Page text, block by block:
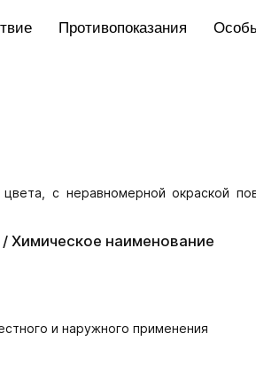
Противопоказания
с неравномерной окраской
Химическое наименование
и наружного применения